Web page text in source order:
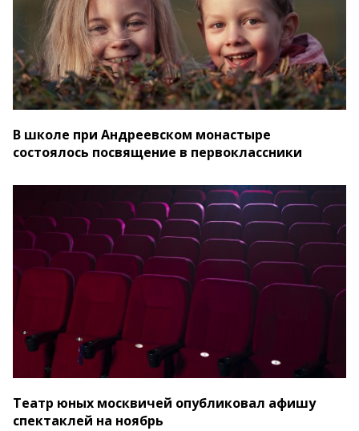
В школе при Андреевском монастыре
состоялось посвящение в первоклассники
Театр юных москвичей опубликовал афишу
спектаклей на ноябрь